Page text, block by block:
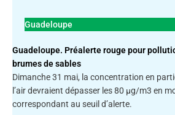
Guadeloupe
Guadeloupe. Préalerte rouge pour
brumes de sables
Dimanche 31 mai, la concentration en
l’air devraient dépasser les 80 μg/m3 en
correspondant au seuil d’alerte.